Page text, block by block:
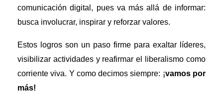
comunicación digital, pues va más allá de informar:
busca involucrar, inspirar y reforzar valores.
Estos logros son un paso firme para exaltar líderes,
visibilizar actividades y reafirmar el liberalismo como
corriente viva. Y como decimos siempre: ¡vamos por
más!